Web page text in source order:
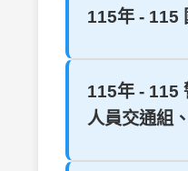
115年 - 115
115年 - 115
人員交通組